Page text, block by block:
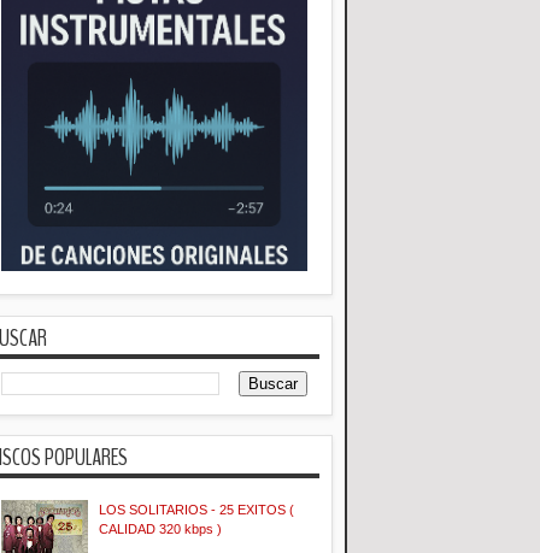
POPULARES
LOS SOLITARIOS - 25 EXITOS (
CALIDAD 320 kbps )